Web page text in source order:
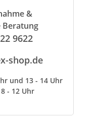
&
Beratung
9622
shop.de
und 13 - 14 Uhr
- 12 Uhr